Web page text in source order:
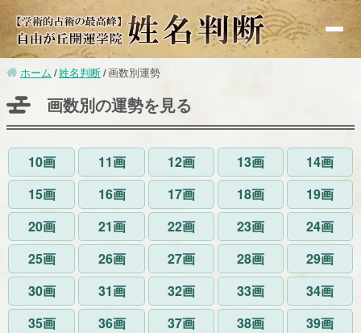
基礎知識
赤ちゃんの命名
無料鑑定
有名人鑑定
漢字検索
画数別運勢
監修者紹介
ホーム 姓名判断 画数別運勢
画数別の運勢を見る
10画 11画 12画 13画
14画
15画
16画 17画 18画
19画
20画
21画 22画 23画
24画
25画
26画 27画 28画
29画
30画
31画 32画 33画
34画
35画
36画 37画 38画
39画